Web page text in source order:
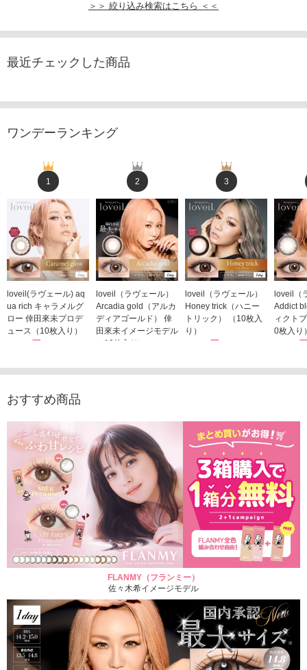
＞＞ 絞り込み検索はこちら ＜＜
最近チェックした商品
ワンデーランキング
1
loveil(ラヴェール) aq
ua rich キャラメルグ
ロー 倖田來未プロデ
ュース（10枚入り）
1,760円
2
loveil（ラヴェール）
Arcadia gold（アルカ
ディアゴールド） 倖
田來未イメージモデル
（10枚入り）
3
loveil（ラヴェール）
Honey trick（ハニー
トリック） （10枚入
り）
1,760円
loveil（
Addict
ィクト
0枚入り
1,760
おすすめ商品
FLANMY（フランミー）
佐々木希イメージモデル